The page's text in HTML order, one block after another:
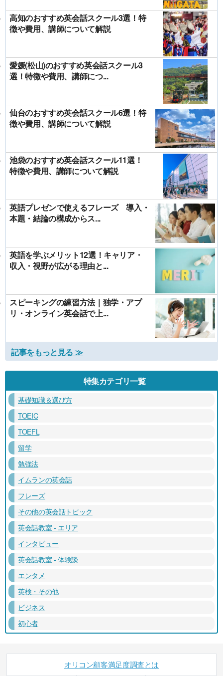
高知のおすすめ英会話スクール3選！特
徴や費用、講師について解説
愛媛(松山)のおすすめ英会話スクール3
選！特徴や費用、講師につ...
仙台のおすすめ英会話スクール6選！特
徴や費用、講師について解説
池袋のおすすめ英会話スクール11選！
特徴や費用、講師について解説
英語プレゼンで使えるフレーズ 導入・
本題・結論の構成からス...
英語を学ぶメリット12選！キャリア・
収入・視野が広がる理由と...
スピーキングの練習方法｜独学・アプ
リ・オンライン英会話で上...
記事をもっと見る ≫
特集カテゴリ一覧
基礎知識＆選び方
TOEIC
TOEFL
留学
勉強法
イムランの英会話
フレーズ
その他の英会話トピック
英会話教室 - エリア
インタビュー
英会話教室 - 体験談
エンタメ
英検・その他
ビジネス
初心者
オリコン顧客満足度調査とは